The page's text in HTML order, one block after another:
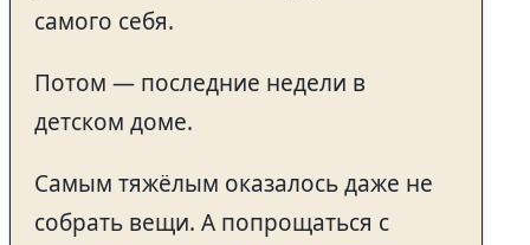
самого себя.
Потом — последние недели в
детском доме.
Самым тяжёлым оказалось даже не
собрать вещи. А попрощаться с